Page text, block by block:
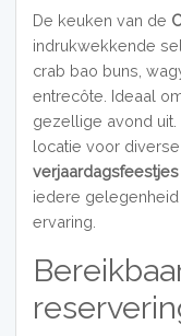
De keuken van de
indrukwekkende
crab bao buns,
entrecôte. Ideaal
gezellige avond
locatie voor diverse
verjaardagsfeestjes
iedere
ervaring.